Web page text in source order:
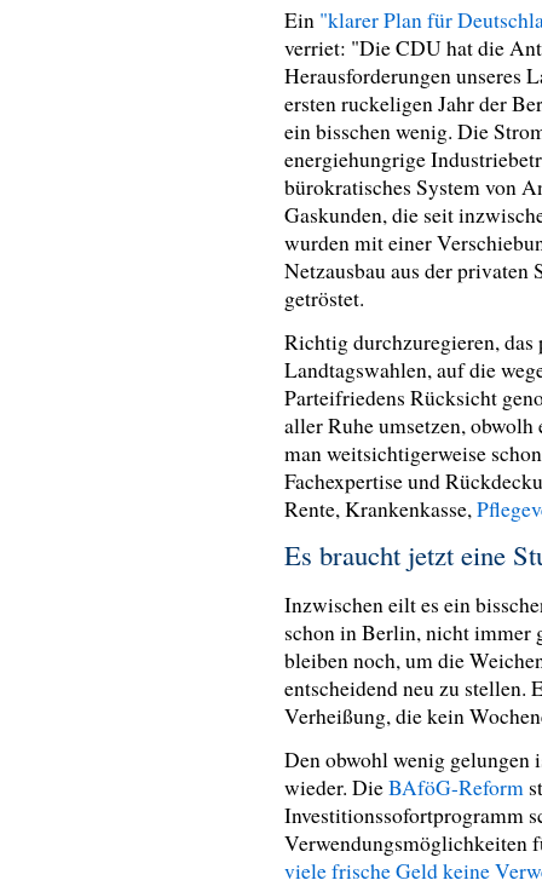
Ein "klarer Plan für
verriet: "Die CDU hat die
Herausforderungen unseres
ersten ruckeligen Jahr der
ein bisschen wenig. Die
energiehungrige
bürokratisches System von
Gaskunden, die seit
wurden mit einer
Netzausbau aus der
getröstet.
Richtig durchzuregieren,
Landtagswahlen, auf die
Parteifriedens Rücksicht
aller Ruhe umsetzen,
man weitsichtigerweise
Fachexpertise und
Rente, Krankenkasse,
Es braucht jetzt eine
Inzwischen eilt es ein
schon in Berlin, nicht immer
bleiben noch, um die
entscheidend neu zu stellen.
Verheißung, die kein
Den obwohl wenig gelungen
wieder. DieBAföG-Reform
Investitionssofortprogramm
Verwendungsmöglichkeiten
viele frische Geld keine